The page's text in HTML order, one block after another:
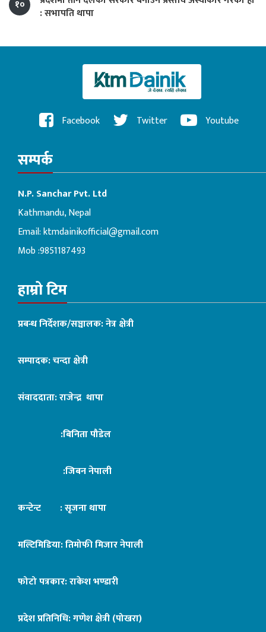
१०
: सभापति थापा
Facebook Twitter Youtube
सम्पर्क
N.P. Sanchar Pvt. Ltd
Kathmandu, Nepal
Email:ktmdainikofficial@gmail.com
Mob :9851187493
हाम्रो टिम
प्रबन्ध निर्देशक/सञ्चालक: नेत्र क्षेत्री
सम्पादक: चन्दा क्षेत्री
संवाददाता: राजेन्द्र थापा
:बिनिता पौडेल
:जिबन नेपाली
कन्टेन्ट : सृजना थापा
मल्टिमिडिया: तिमोफी मिजार नेपाली
फोटो पत्रकार: राकेश भण्डारी
प्रदेश प्रतिनिधि: गणेश क्षेत्री (पोखरा)